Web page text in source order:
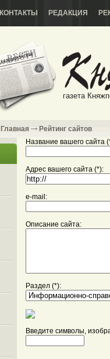
КОНТАКТЫ РЕДАКЦИЯ
газета
Главная Рейтинг сайтов
Название вашего сайта
Адрес вашего сайта (*):
e-mail:
Описание сайта:
Раздел (*):
Введите символы,